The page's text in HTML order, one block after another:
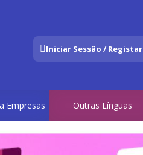
Iniciar Sessão / Registar
Empresas Outras Línguas